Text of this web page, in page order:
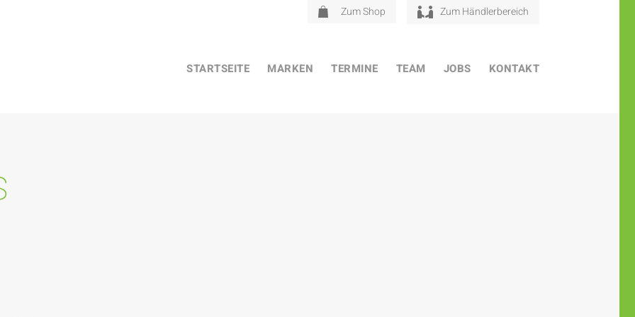
Zum Shop Zum Händlerbereich
STARTSEITE MARKEN TERMINE TEAM JOBS KONTAKT